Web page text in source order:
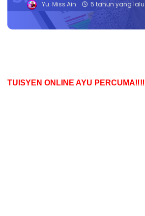
Yu. Miss Ain 5 tahun yang lalu
TUISYEN ONLINE AYU PERCUMA‼️‼️